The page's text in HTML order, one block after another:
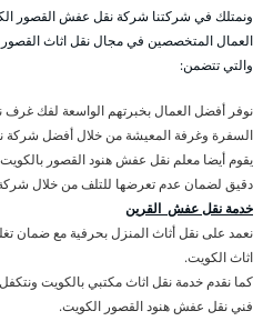
ونمتلك في شركتنا شركة نقل عفش القصور
العمال المتخصصين في مجال نقل اثاث القصور
والتي تتضمن:
نوفر أفضل العمال بخبرتهم الواسعة لفك
السفرة وغرفة المعيشة من خلال أفضل شركة
يقوم أيضا معلم نقل عفش هنود القصور
دقيق لضمان عدم تعرضها للتلف من خلال
خدمة نقل عفش القرين
نعمد على نقل أثاث المنزل بحرفية مع ضمان
اثاث الكويت.
كما نقدم خدمة نقل اثاث مكتبي بالكويت
فني نقل عفش هنود القصور الكويت.